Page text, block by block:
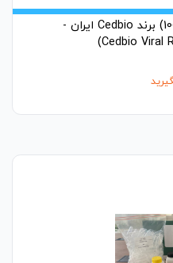
کیت استخراج RNA ویروسی (100) برند Cedbio ایران -
Cedbio Viral